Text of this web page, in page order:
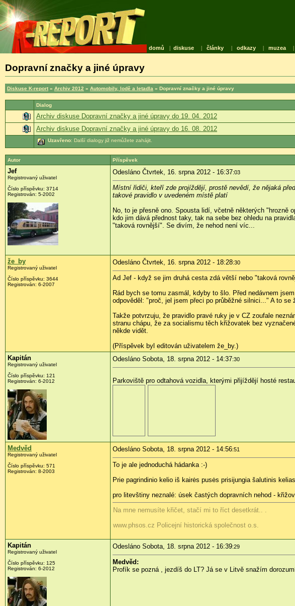
domů | diskuse | články | odkazy | muzea |
Dopravní značky a jiné úpravy
Diskuse K-report » Archiv 2012 » Automobily, lodě a letadla » Dopravní značky a jiné úpravy
Dialog
Archiv diskuse Dopravní značky a jiné úpravy do 19. 04. 2012
Archiv diskuse Dopravní značky a jiné úpravy do 16. 08. 2012
Uzavřeno: Další dialogy již nemůžete zahájit.
Autor Příspěvek
Jef
Registrovaný uživatel
Číslo příspěvku: 3714
Registrován: 5-2002
Odesláno Čtvrtek, 16. srpna 2012 - 16:37:03
Místní řidiči, kteří zde projíždějí, prostě nevědí, že nějaká
takové pravidlo v uvedeném místě platí
No, to je přesně ono. Spousta lidí, včetně některých "hrozně
kdo jim dává přednost taky, tak na sebe bez ohledu na
"taková rovnější". Se divím, že nehod není víc...
že_by
Registrovaný uživatel
Číslo příspěvku: 3644
Registrován: 6-2007
Odesláno Čtvrtek, 16. srpna 2012 - 18:28:30
Ad Jef - když se jim druhá cesta zdá větší nebo "taková
Rád bych se tomu zasmál, kdyby to šlo. Před nedávnem
odpověděl: "proč, jel jsem přeci po průběžné silnici..." A to
Takže potvrzuju, že pravidlo pravé ruky je v CZ zoufale
stranu chápu, že za socialismu těch křižovatek bez
někde vidět.
(Příspěvek byl editován uživatelem že_by.)
Kapitán
Registrovaný uživatel
Číslo příspěvku: 121
Registrován: 6-2012
Odesláno Sobota, 18. srpna 2012 - 14:37:30
Parkoviště pro odtahová vozidla, kterými přijíždějí hosté
Medvěd
Registrovaný uživatel
Číslo příspěvku: 571
Registrován: 8-2003
Odesláno Sobota, 18. srpna 2012 - 14:56:51
To je ale jednoduchá hádanka :-)
Prie pagrindinio kelio iš kairės pusės prisijungia šalutinis
pro litevštiny neznalé: úsek častých dopravních nehod -
Na mne nemusíte křičet, stačí mi to říct desetkrát.. .
www.phsos.cz Policejní historická společnost o.s.
Kapitán
Registrovaný uživatel
Číslo příspěvku: 125
Registrován: 6-2012
Odesláno Sobota, 18. srpna 2012 - 16:39:29
Medvěd:
Profík se pozná , jezdíš do LT? Já se v Litvě snažím